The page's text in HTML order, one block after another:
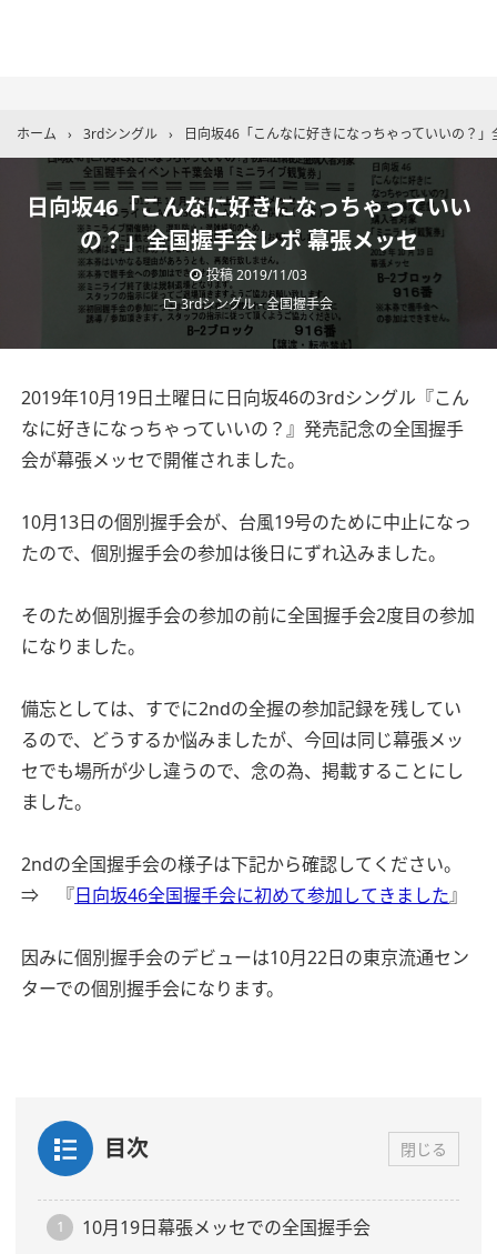
ホーム › 3rdシングル › 日向坂46「こんなに好きになっちゃっていいの？
日向坂46「こんなに好きになっちゃっていい
の？」全国握手会レポ 幕張メッセ
投稿2019/11/03
3rdシングル-全国握手会
2019年10月19日土曜日に日向坂46の3rdシングル『こん
なに好きになっちゃっていいの？』発売記念の全国握手
会が幕張メッセで開催されました。
10月13日の個別握手会が、台風19号のために中止になっ
たので、個別握手会の参加は後日にずれ込みました。
そのため個別握手会の参加の前に全国握手会2度目の参加
になりました。
備忘としては、すでに2ndの全握の参加記録を残してい
るので、どうするか悩みましたが、今回は同じ幕張メッ
セでも場所が少し違うので、念の為、掲載することにし
ました。
2ndの全国握手会の様子は下記から確認してください。
⇒ 『日向坂46全国握手会に初めて参加してきました』
因みに個別握手会のデビューは10月22日の東京流通セン
ターでの個別握手会になります。
目次 閉じる
10月19日幕張メッセでの全国握手会